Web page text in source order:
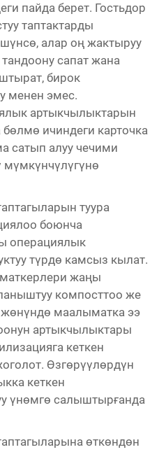
пайда берет. Гостьдор
таптактарды
алар оң жактыруу
сапат жана
бирок
менен эмес.
артыкчылыктарын
ичиндеги карточка
сатып алуу чечими
мүмкүнчүлүгүнө
туура
боюнча
операциялык
түрдө камсыз кылат.
жаңы
компосттоо же
жөнүндө маалыматка ээ
артыкчылыктары
кеткен
Өзгөрүүлөрдүн
кеткен
үнөмгө салыштырғанда
өткөндөн